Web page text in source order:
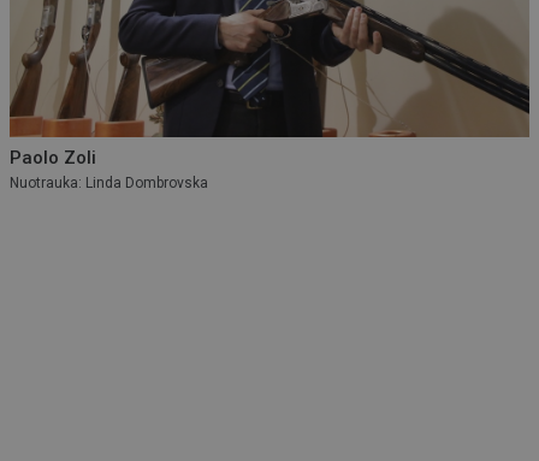
Paolo Zoli
Nuotrauka: Linda Dombrovska